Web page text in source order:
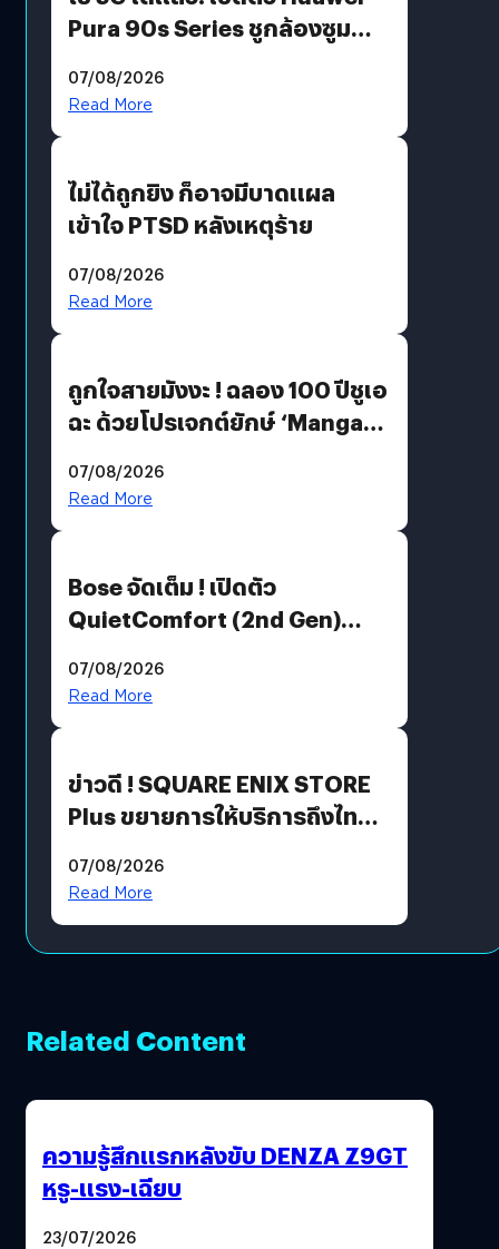
Pura 90s Series ชูกล้องซูม
07/08/2026
Read More
ไม่ได้ถูกยิง ก็อาจมีบาดแผล
เข้าใจ PTSD หลังเหตุร้าย
07/08/2026
Read More
ถูกใจสายมังงะ ! ฉลอง 100 ปีชูเอ
ฉะ ด้วยโปรเจกต์ยักษ์ ‘Manga
มีภาษาไทยด้วย
07/08/2026
Read More
Bose จัดเต็ม ! เปิดตัว
QuietComfort (2nd Gen)
07/08/2026
Read More
ข่าวดี ! SQUARE ENIX STORE
Plus ขยายการให้บริการถึงไทย
โดยตรง
07/08/2026
Read More
Related Content
ความรู้สึกแรกหลังขับ DENZA Z9GT
หรู-แรง-เฉียบ
23/07/2026